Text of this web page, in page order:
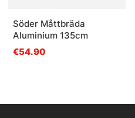
Söder Måttbräda
Aluminium 135cm
€54.90